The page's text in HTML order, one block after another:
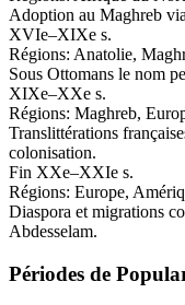
Adoption au Maghreb
XVIe–XIXe s.
Régions: Anatolie,
Sous Ottomans le nom
XIXe–XXe s.
Régions: Maghreb,
Translittérations
colonisation.
Fin XXe–XXIe s.
Régions: Europe,
Diaspora et migrations
Abdesselam.
Périodes de